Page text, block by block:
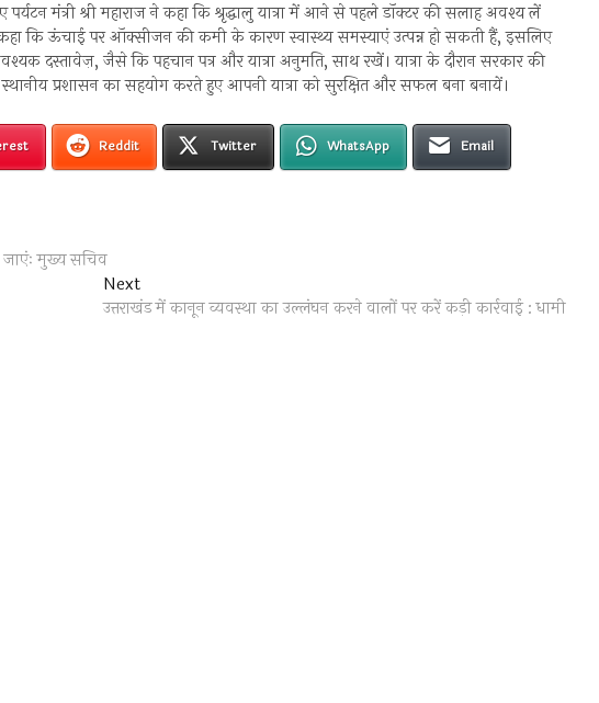
मंत्री श्री महाराज ने कहा कि श्रृद्धालु यात्रा में आने से पहले डॉक्टर की सलाह अवश्य लें
कि ऊंचाई पर ऑक्सीजन की कमी के कारण स्वास्थ्य समस्याएं उत्पन्न हो सकती हैं, इसलिए
दस्तावेज़, जैसे कि पहचान पत्र और यात्रा अनुमति, साथ रखें। यात्रा के दौरान सरकार की
प्रशासन का सहयोग करते हुए आपनी यात्रा को सुरक्षित और सफल बना बनायें।
Reddit Twitter WhatsApp Email
जाएंः मुख्य सचिव
NextNext
post:
उत्तराखंड में कानून व्यवस्था का उल्लंघन करने वालों पर करें कड़ी कार्रवाई : धामी